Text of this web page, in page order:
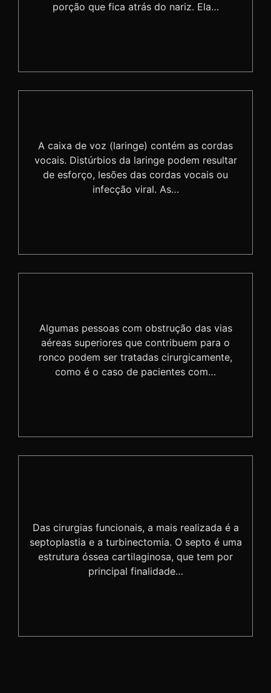
porção que fica atrás do nariz. Ela…
A caixa de voz (laringe) contém as cordas
vocais. Distúrbios da laringe podem resultar
de esforço, lesões das cordas vocais ou
infecção viral. As…
Algumas pessoas com obstrução das vias
aéreas superiores que contribuem para o
ronco podem ser tratadas cirurgicamente,
como é o caso de pacientes com…
Das cirurgias funcionais, a mais realizada é a
septoplastia e a turbinectomia. O septo é uma
estrutura óssea cartilaginosa, que tem por
principal finalidade…